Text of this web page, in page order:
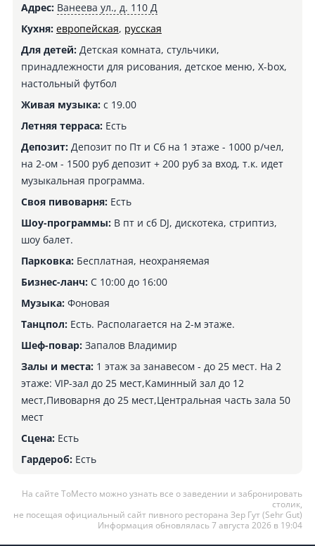
Адрес: Ванеева ул., д. 110 Д
Кухня: европейская, русская
Для детей:Детская комната, стульчики,
принадлежности для рисования, детское меню, X-box,
настольный футбол
Живая музыка:с 19.00
Летняя терраса:Есть
Депозит:Депозит по Пт и Сб на 1 этаже - 1000 р/чел,
на 2-ом - 1500 руб депозит + 200 руб за вход, т.к. идет
музыкальная программа.
Своя пивоварня:Есть
Шоу-программы:В пт и сб DJ, дискотека, стриптиз,
шоу балет.
Парковка:Бесплатная, неохраняемая
Бизнес-ланч:С 10:00 до 16:00
Музыка:Фоновая
Танцпол:Есть. Располагается на 2-м этаже.
Шеф-повар:Запалов Владимир
Залы и места:1 этаж за занавесом - до 25 мест. На 2
этаже: VIP-зал до 25 мест,Каминный зал до 12
мест,Пивоварня до 25 мест,Центральная часть зала 50
мест
Сцена:Есть
Гардероб:Есть
На сайте ТоМесто можно узнать все о заведении и забронировать
столик,
не посещая официальный сайт пивного ресторана Зер Гут (Sehr Gut)
Информация обновлялась 7 августа 2026 в 19:04